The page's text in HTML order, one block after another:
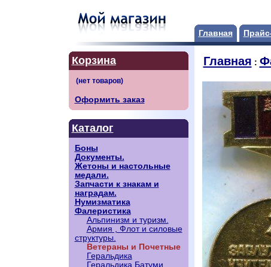
Главная
Корзина
Оформить заказ
Каталог
Боны
Документы.
Жетоны и настольные
медали.
Запчасти к знакам и
наградам.
Нумизматика
Фалеристика
Альпинизм и туризм.
Армия , Флот и силовые
структуры.
Ветераны и Почетные
Геральдика
Геральдика Батуми
Главная :